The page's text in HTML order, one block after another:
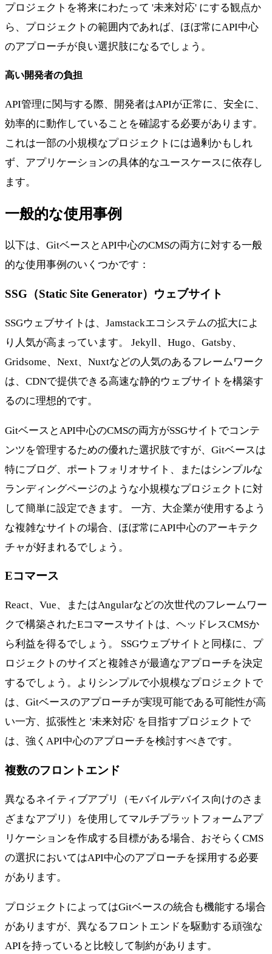
プロジェクトを将来にわたって '未来対応' にする観点か
ら、プロジェクトの範囲内であれば、ほぼ常にAPI中心
のアプローチが良い選択肢になるでしょう。
高い開発者の負担
API管理に関与する際、開発者はAPIが正常に、安全に、
効率的に動作していることを確認する必要があります。
これは一部の小規模なプロジェクトには過剰かもしれ
ず、アプリケーションの具体的なユースケースに依存し
ます。
一般的な使用事例
以下は、GitベースとAPI中心のCMSの両方に対する一般
的な使用事例のいくつかです：
SSG（Static Site Generator）ウェブサイト
SSGウェブサイトは、Jamstackエコシステムの拡大によ
り人気が高まっています。 Jekyll、Hugo、Gatsby、
Gridsome、Next、Nuxtなどの人気のあるフレームワーク
は、CDNで提供できる高速な静的ウェブサイトを構築す
るのに理想的です。
GitベースとAPI中心のCMSの両方がSSGサイトでコンテ
ンツを管理するための優れた選択肢ですが、Gitベースは
特にブログ、ポートフォリオサイト、またはシンプルな
ランディングページのような小規模なプロジェクトに対
して簡単に設定できます。 一方、大企業が使用するよう
な複雑なサイトの場合、ほぼ常にAPI中心のアーキテク
チャが好まれるでしょう。
Eコマース
React、Vue、またはAngularなどの次世代のフレームワー
クで構築されたEコマースサイトは、ヘッドレスCMSか
ら利益を得るでしょう。 SSGウェブサイトと同様に、プ
ロジェクトのサイズと複雑さが最適なアプローチを決定
するでしょう。よりシンプルで小規模なプロジェクトで
は、Gitベースのアプローチが実現可能である可能性が高
い一方、拡張性と '未来対応' を目指すプロジェクトで
は、強くAPI中心のアプローチを検討すべきです。
複数のフロントエンド
異なるネイティブアプリ（モバイルデバイス向けのさま
ざまなアプリ）を使用してマルチプラットフォームアプ
リケーションを作成する目標がある場合、おそらくCMS
の選択においてはAPI中心のアプローチを採用する必要
があります。
プロジェクトによってはGitベースの統合も機能する場合
がありますが、異なるフロントエンドを駆動する頑強な
APIを持っていると比較して制約があります。